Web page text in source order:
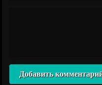
Добавить